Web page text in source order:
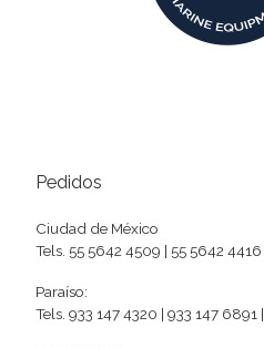
Pedidos
Ciudad de México
Tels. 55 5642 4509 | 55 5642 4416
Paraíso:
Tels. 933 147 4320 | 933 147 6891 |